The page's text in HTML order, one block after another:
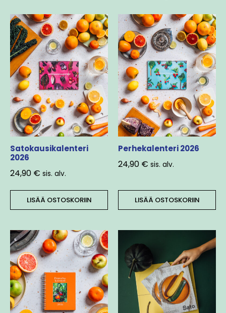
Satokausikalenteri
2026
24,90 € sis. alv.
LISÄÄ OSTOSKORIIN
Perhekalenteri 2026
24,90 € sis. alv.
LISÄÄ OSTOSKORIIN